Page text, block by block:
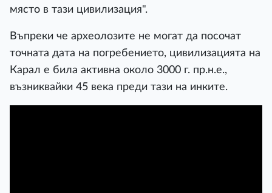
място в тази цивилизация".
Въпреки че археолозите не могат да посочат
точната дата на погребението, цивилизацията на
Карал е била активна около 3000 г. пр.н.е.,
възниквайки 45 века преди тази на инките.